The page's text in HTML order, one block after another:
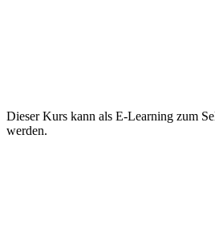
Dieser Kurs kann als E-Learning zum
werden.